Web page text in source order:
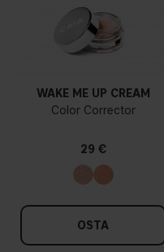
WAKE ME UP CREAM
Color Corrector
29 €
OSTA